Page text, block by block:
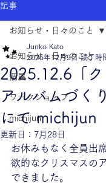
記事
お知らせ・日々のこと
個展
ワークショップ
michijun
お知らせ・日々のこと
2025.12.6「
アルバムづく
にて michijun
Junko Kato
2025年12月9日 読了時
更新日： 7月28日
お休みもなく全員出
欲的なクリスマスの
できました。